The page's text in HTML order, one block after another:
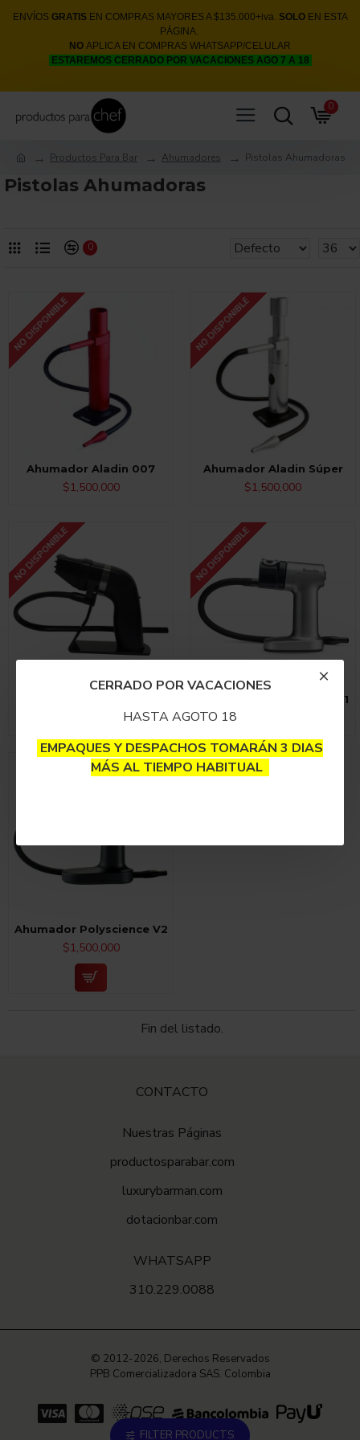
CERRADO POR VACACIONES
HASTA AGOTO 18
EMPAQUES Y DESPACHOS TOMARÁN 3 DIAS
MÁS AL TIEMPO HABITUAL
ENVÍOS GRATISEN COMPRAS MAYORES A $135.000+iva. SOLOEN ESTA
PÁGINA.
NO APLICA EN COMPRAS WHATSAPP/CELULAR
ESTAREMOS CERRADO POR VACACIONES AGO 7 A 18
0
Productos Para Bar Ahumadores Pistolas Ahumadoras
Pistolas Ahumadoras
0
NO DISPONIBLE
Ahumador Aladin 007
$1,500,000
NO DISPONIBLE
Ahumador Aladin Súper
$1,500,000
NO DISPONIBLE NO DISPONIBLE
Ahumador Polyscience V1
Ahumador Polyscience V2
$1,500,000
Fin del listado.
CONTACTO
Nuestras Páginas
productosparabar.com
luxurybarman.com
dotacionbar.com
WHATSAPP
310.229.0088
© 2012-2026, Derechos Reservados
PPB Comercializadora SAS. Colombia
FILTER PRODUCTS